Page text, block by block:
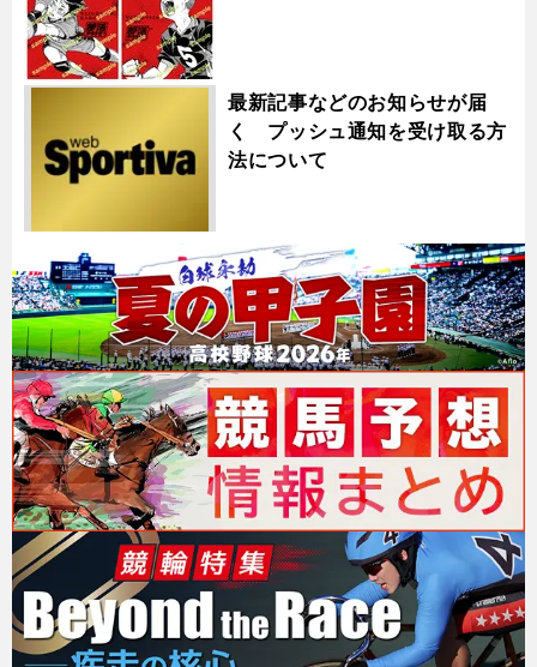
最新記事などのお知らせが届
く プッシュ通知を受け取る方
法について